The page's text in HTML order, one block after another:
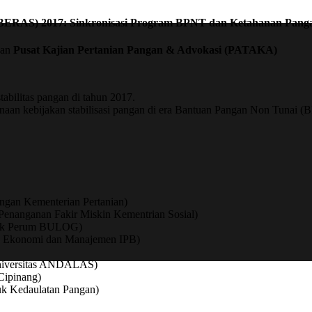
2017: Sinkronisasi Program BPNT dan Ketahanan
Pusat Kajian Pertanian Pangan & Advokasi (PATAKA)
pangan di tahun 2017.
kebijakan stabilisasi pangan di era Bantuan Pangan Non Tunai
Kementerian Pertanian)
Fakir Miskin Kementrian Sosial)
Perum BULOG)
dan Manajemen IPB)
ANDALAS)
Kedaulatan Pangan)